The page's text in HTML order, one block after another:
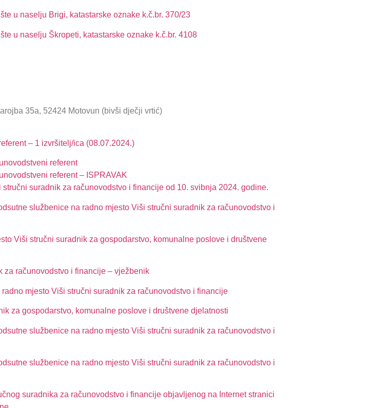
u naselju Brigi, katastarske oznake k.č.br. 370/23
u naselju Škropeti, katastarske oznake k.č.br. 4108
35a, 52424 Motovun (bivši dječji vrtić)
– 1 izvršitelj/ica (08.07.2024.)
referent
referent – ISPRAVAK
suradnik za računovodstvo i financije od 10. svibnja 2024. godine.
službenice na radno mjesto Viši stručni suradnik za računovodstvo i
Viši stručni suradnik za gospodarstvo, komunalne poslove i društvene
za računovodstvo i financije – vježbenik
mjesto Viši stručni suradnik za računovodstvo i financije
za gospodarstvo, komunalne poslove i društvene djelatnosti
službenice na radno mjesto Viši stručni suradnik za računovodstvo i
službenice na radno mjesto Viši stručni suradnik za računovodstvo i
suradnika za računovodstvo i financije objavljenog na Internet stranici